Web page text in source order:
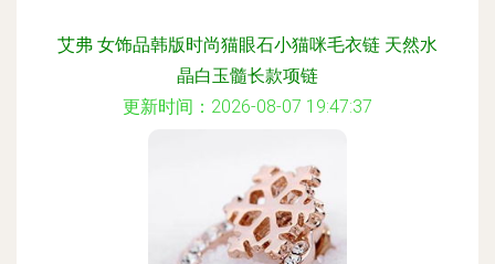
艾弗 女饰品韩版时尚猫眼石小猫咪毛衣链 天然水
晶白玉髓长款项链
更新时间：2026-08-07 19:47:37